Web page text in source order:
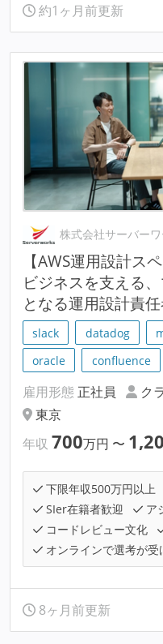
約1ヶ月前更新
株式会社サーバー
【AWS運用設計ス
ビジネスを支える
となる運用設計責
slack datadog
oracle
confluence
雇用形態 正社員
ク
東京
年収 700万円 〜
下限年収500万円以上
SIer在籍者歓迎
ア
コードレビュー文化
オンラインで選考が受
8ヶ月前更新